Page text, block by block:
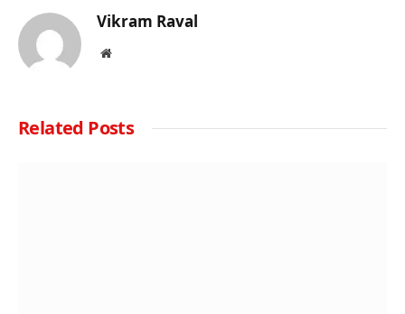
Vikram Raval
Website
Related Posts